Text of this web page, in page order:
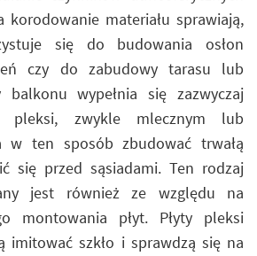
korodowanie materiału sprawiają,
się do budowania osłon
czy do zabudowy tarasu lub
balkonu wypełnia się zazwyczaj
pleksi, zwykle mlecznym lub
w ten sposób zbudować trwałą
się przed sąsiadami. Ten rodzaj
jest również ze względu na
montowania płyt. Płyty pleksi
imitować szkło i sprawdzą się na